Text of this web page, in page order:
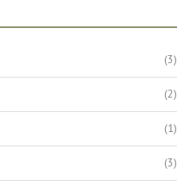
(3)
(2)
(1)
(3)